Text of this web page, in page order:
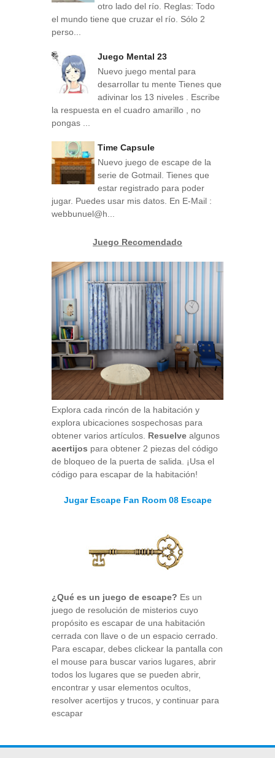
otro lado del río. Reglas: Todo
el mundo tiene que cruzar el río. Sólo 2
perso...
Juego Mental 23
Nuevo juego mental para
desarrollar tu mente Tienes que
adivinar los 13 niveles . Escribe
la respuesta en el cuadro amarillo , no
pongas ...
Time Capsule
Nuevo juego de escape de la
serie de Gotmail. Tienes que
estar registrado para poder
jugar. Puedes usar mis datos. En E-Mail :
webbunuel@h...
Juego Recomendado
Explora cada rincón de la habitación y
explora ubicaciones sospechosas para
obtener varios artículos. Resuelve algunos
acertijos para obtener 2 piezas del código
de bloqueo de la puerta de salida. ¡Usa el
código para escapar de la habitación!
Jugar Escape Fan Room 08 Escape
¿Qué es un juego de escape? Es un
juego de resolución de misterios cuyo
propósito es escapar de una habitación
cerrada con llave o de un espacio cerrado.
Para escapar, debes clickear la pantalla con
el mouse para buscar varios lugares, abrir
todos los lugares que se pueden abrir,
encontrar y usar elementos ocultos,
resolver acertijos y trucos, y continuar para
escapar